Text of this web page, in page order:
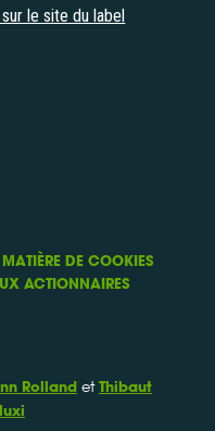
le site du label
MATIÈRE DE COOKIES
ACTIONNAIRES
Rolland etThibaut